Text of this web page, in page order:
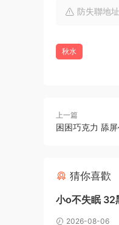
防失聯地
秋水
上一篇
困困巧克力 舔屏
猜你喜歡
小o不失眠 32
2026-08-06